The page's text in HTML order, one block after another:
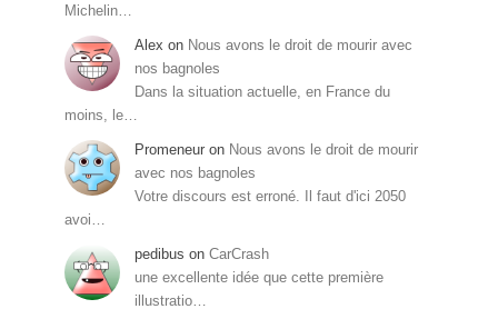
Michelin…
Alex on Nous avons le droit de mourir avec
nos bagnoles
Dans la situation actuelle, en France du
moins, le…
Promeneur on Nous avons le droit de mourir
avec nos bagnoles
Votre discours est erroné. Il faut d'ici 2050
avoi…
pedibus on CarCrash
une excellente idée que cette première
illustratio…